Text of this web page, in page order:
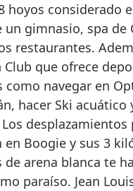
hoyos considerado
un gimnasio, spa de
restaurantes.
Club que ofrece
como navegar en
hacer Ski acuático
desplazamientos
en Boogie y sus 3
de arena blanca te
paraíso. Jean